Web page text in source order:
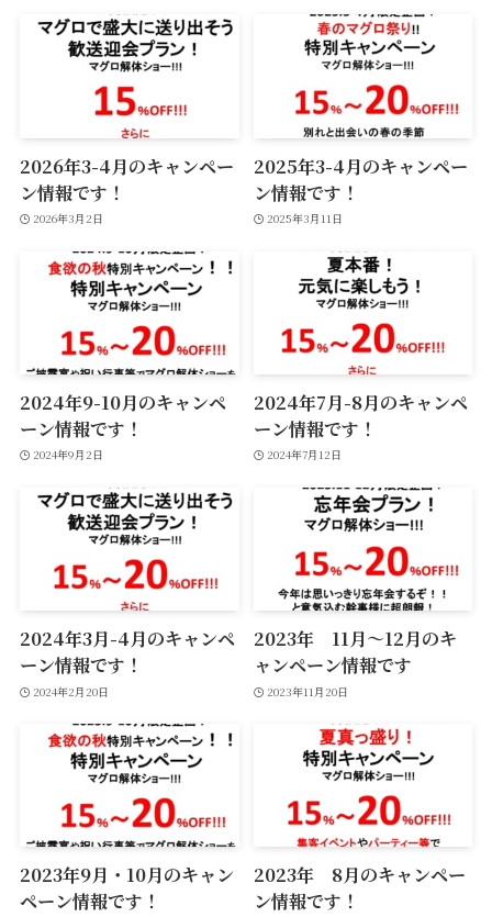
2026年3-4月のキャンペー
ン情報です！
2026年3月2日
2025年3-4月のキャンペー
ン情報です！
2025年3月11日
2024年9-10月のキャンペ
ーン情報です！
2024年9月2日
2024年7月-8月のキャンペ
ーン情報です！
2024年7月12日
2024年3月-4月のキャンペ
ーン情報です！
2024年2月20日
2023年 11月〜12月のキ
ャンペーン情報です
2023年11月20日
2023年9月・10月のキャン
ペーン情報です！
2023年 8月のキャンペー
ン情報です！